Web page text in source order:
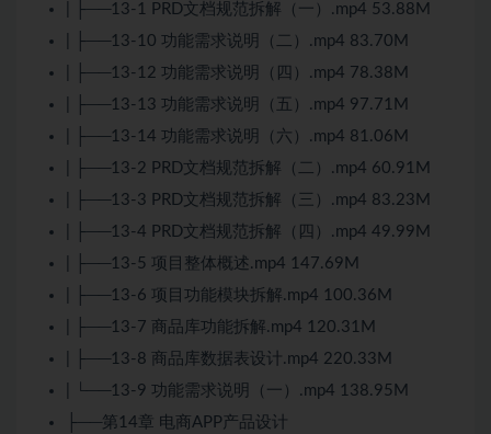
| ├──13-1 PRD文档规范拆解（一）.mp4 53.88M
| ├──13-10 功能需求说明（二）.mp4 83.70M
| ├──13-12 功能需求说明（四）.mp4 78.38M
| ├──13-13 功能需求说明（五）.mp4 97.71M
| ├──13-14 功能需求说明（六）.mp4 81.06M
| ├──13-2 PRD文档规范拆解（二）.mp4 60.91M
| ├──13-3 PRD文档规范拆解（三）.mp4 83.23M
| ├──13-4 PRD文档规范拆解（四）.mp4 49.99M
| ├──13-5 项目整体概述.mp4 147.69M
| ├──13-6 项目功能模块拆解.mp4 100.36M
| ├──13-7 商品库功能拆解.mp4 120.31M
| ├──13-8 商品库数据表设计.mp4 220.33M
| └──13-9 功能需求说明（一）.mp4 138.95M
├──第14章 电商APP产品设计